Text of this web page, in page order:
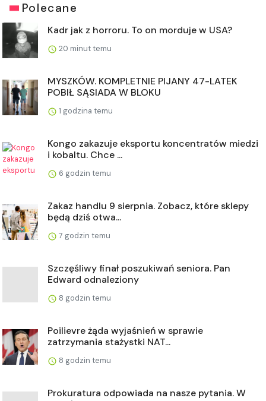
Polecane
Kadr jak z horroru. To on morduje w USA?
20 minut temu
MYSZKÓW. KOMPLETNIE PIJANY 47-LATEK
POBIŁ SĄSIADA W BLOKU
1 godzina temu
Kongo zakazuje eksportu koncentratów miedzi
i kobaltu. Chce ...
6 godzin temu
Zakaz handlu 9 sierpnia. Zobacz, które sklepy
będą dziś otwa...
7 godzin temu
Szczęśliwy finał poszukiwań seniora. Pan
Edward odnaleziony
8 godzin temu
Poilievre żąda wyjaśnień w sprawie
zatrzymania stażystki NAT...
8 godzin temu
Prokuratura odpowiada na nasze pytania. W